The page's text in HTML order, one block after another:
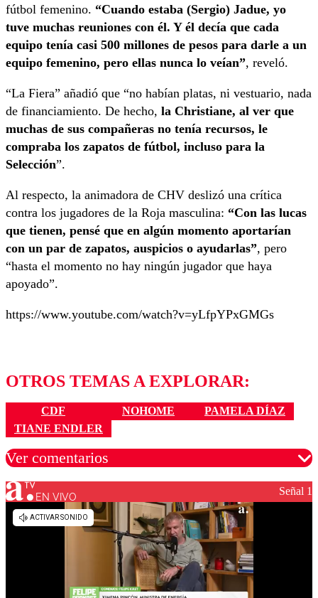
fútbol femenino. “Cuando estaba (Sergio) Jadue, yo
tuve muchas reuniones con él. Y él decía que cada
equipo tenía casi 500 millones de pesos para darle a un
equipo femenino, pero ellas nunca lo veían”, reveló.
“La Fiera” añadió que “no habían platas, ni vestuario, nada
de financiamiento. De hecho, la Christiane, al ver que
muchas de sus compañeras no tenía recursos, le
compraba los zapatos de fútbol, incluso para la
Selección”.
Al respecto, la animadora de CHV deslizó una crítica
contra los jugadores de la Roja masculina: “Con las lucas
que tienen, pensé que en algún momento aportarían
con un par de zapatos, auspicios o ayudarlas”, pero
“hasta el momento no hay ningún jugador que haya
apoyado”.
https://www.youtube.com/watch?v=yLfpYPxGMGs
OTROS TEMAS A EXPLORAR:
CDF NOHOME
PAMELA DÍAZ
TIANE ENDLER
Ver comentarios
Los comentarios son moderados para garantizar un
diálogo respetuoso.
EN VIVO Señal 1